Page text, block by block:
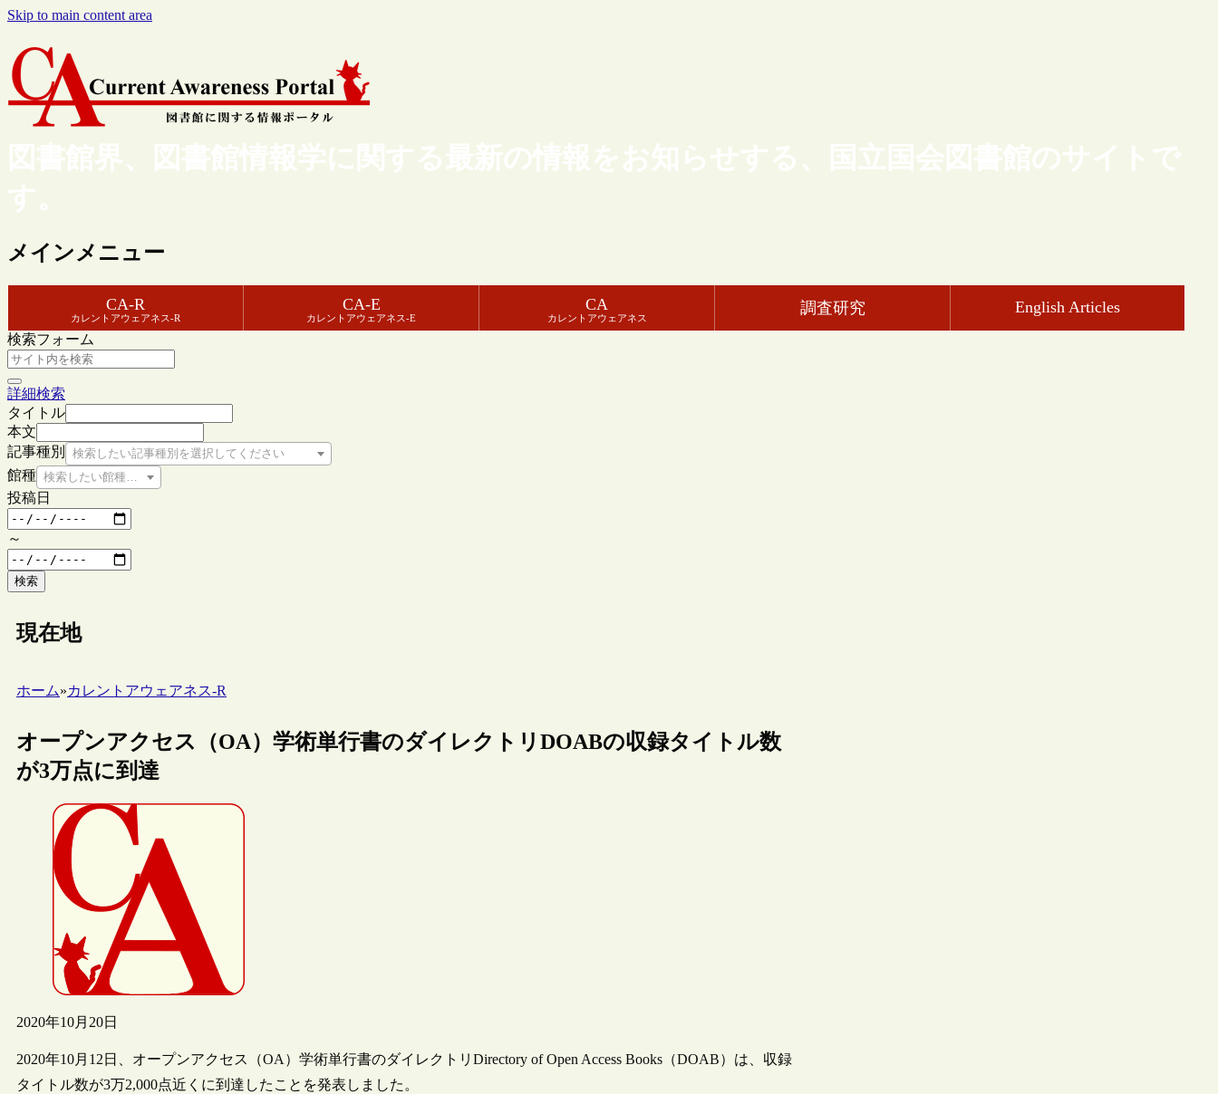
Skip to main content area
図書館界、図書館情報学に関する最新の情報をお知らせする、国立国会図書館のサイトで
す。
メインメニュー
CA-R
カレントアウェアネス-R
CA-E
カレントアウェアネス-E
CA
カレントアウェアネス
調査研究 English Articles
検索フォーム
詳細検索
タイトル
本文
記事種別
検索したい記事種別を選択してください
館種 検索したい館種を選択してください
投稿日
～
検索
現在地
ホーム»カレントアウェアネス-R
オープンアクセス（OA）学術単行書のダイレクトリDOABの収録タイトル数
が3万点に到達
2020年10月20日
2020年10月12日、オープンアクセス（OA）学術単行書のダイレクトリDirectory of Open Access Books（DOAB）は、収録
タイトル数が3万2,000点近くに到達したことを発表しました。